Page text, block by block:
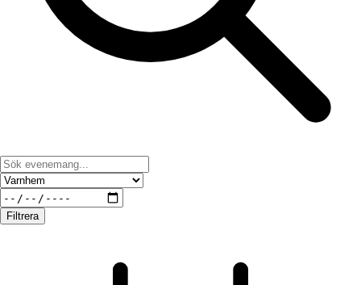
Filtrera